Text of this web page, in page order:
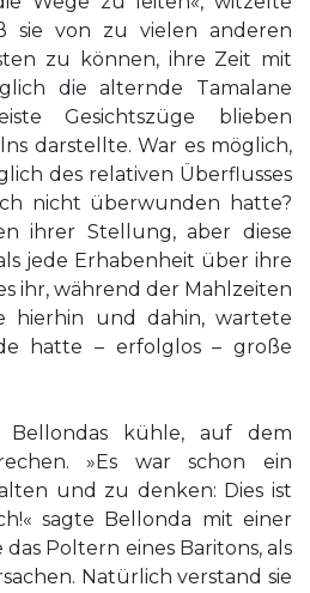
sie von zu vielen anderen
zu können, ihre Zeit mit
die alternde Tamalane
Gesichtszüge blieben
darstellte. War es möglich,
des relativen Überflusses
nicht überwunden hatte?
ihrer Stellung, aber diese
jede Erhabenheit über ihre
ihr, während der Mahlzeiten
hierhin und dahin, wartete
hatte – erfolglos – große
Bellondas kühle, auf dem
»Es war schon ein
und zu denken: Dies ist
sagte Bellonda mit einer
Poltern eines Baritons, als
Natürlich verstand sie